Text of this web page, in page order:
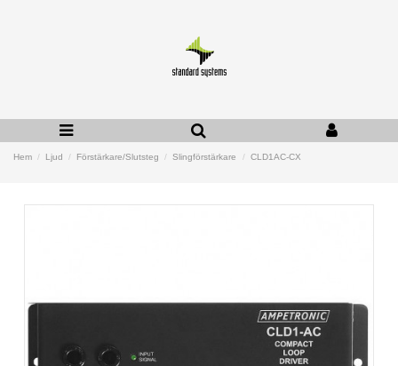
Hem Ljud Förstärkare/Slutsteg Slingförstärkare CLD1AC-CX